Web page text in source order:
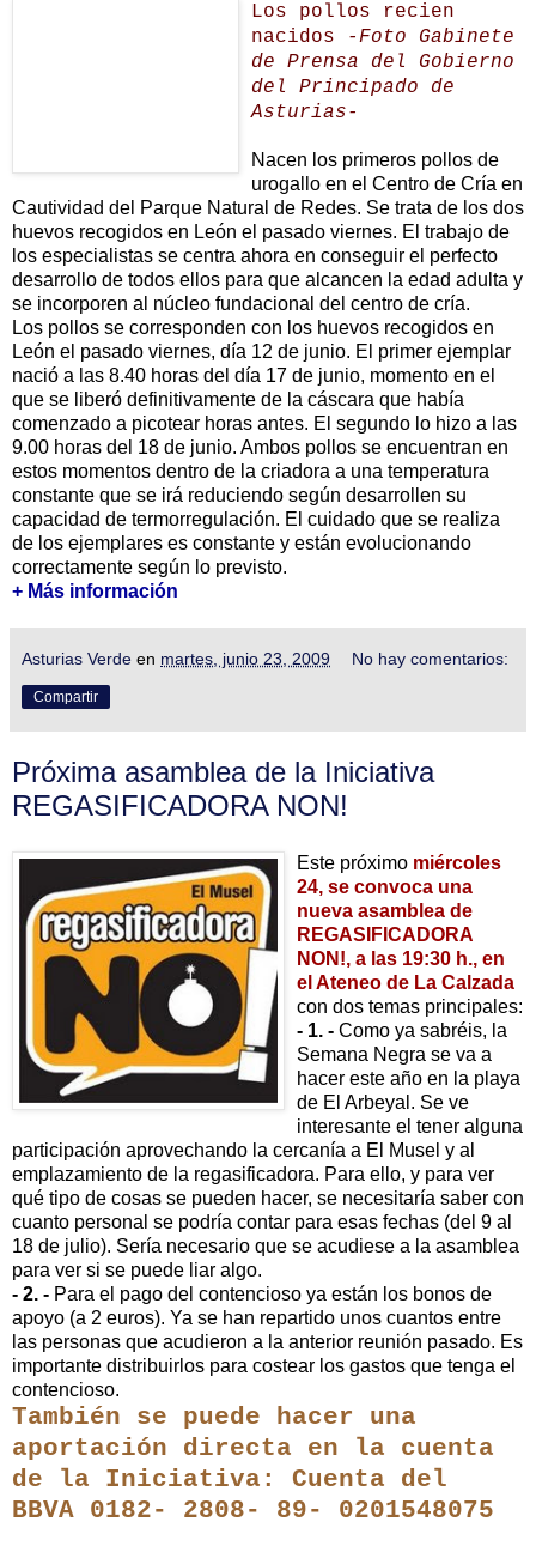
Los pollos recien
nacidos
-Foto Gabinete
de Prensa del Gobierno
del Principado de
Asturias-
Nacen los primeros pollos de
urogallo en el Centro de Cría en
Cautividad del Parque Natural de Redes. Se trata de los dos
huevos recogidos en León el pasado viernes. El trabajo de
los especialistas se centra ahora en conseguir el perfecto
desarrollo de todos ellos para que alcancen la edad adulta y
se incorporen al núcleo fundacional del centro de cría.
Los pollos se corresponden con los huevos recogidos en
León el pasado viernes, día 12 de junio. El primer ejemplar
nació a las 8.40 horas del día 17 de junio, momento en el
que se liberó definitivamente de la cáscara que había
comenzado a picotear horas antes. El segundo lo hizo a las
9.00 horas del 18 de junio. Ambos pollos se encuentran en
estos momentos dentro de la criadora a una temperatura
constante que se irá reduciendo según desarrollen su
capacidad de termorregulación. El cuidado que se realiza
de los ejemplares es constante y están evolucionando
correctamente según lo previsto.
+ Más información
Asturias Verde en martes, junio 23, 2009 No hay comentarios:
Compartir
Próxima asamblea de la Iniciativa
REGASIFICADORA NON!
Este próximo miércoles
24, se convoca una
nueva asamblea de
REGASIFICADORA
NON!, a las 19:30 h., en
el Ateneo de La Calzada
con dos temas principales:
- 1. - Como ya sabréis, la
Semana Negra se va a
hacer este año en la playa
de El Arbeyal. Se ve
interesante el tener alguna
participación aprovechando la cercanía a El Musel y al
emplazamiento de la regasificadora. Para ello, y para ver
qué tipo de cosas se pueden hacer, se necesitaría saber con
cuanto personal se podría contar para esas fechas (del 9 al
18 de julio). Sería necesario que se acudiese a la asamblea
para ver si se puede liar algo.
- 2. - Para el pago del contencioso ya están los bonos de
apoyo (a 2 euros). Ya se han repartido unos cuantos entre
las personas que acudieron a la anterior reunión pasado. Es
importante distribuirlos para costear los gastos que tenga el
contencioso.
También se puede hacer una
aportación directa en la cuenta
de la Iniciativa: Cuenta del
BBVA 0182- 2808- 89- 0201548075